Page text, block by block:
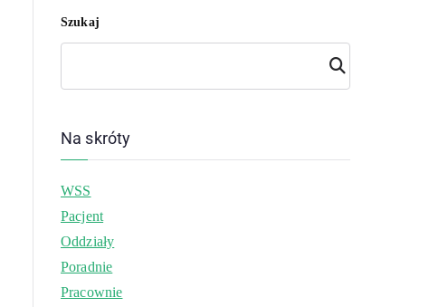
Szukaj
Szuk
aj
Na skróty
WSS
Pacjent
Oddziały
Poradnie
Pracownie